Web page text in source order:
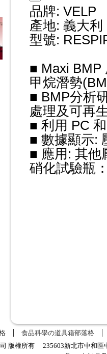
品牌: VELP
產地: 義大利
型號:
■ Maxi BMP
甲烷潛勢
■ BMP分析
處理及可再
■ 利用 PC
■ 數據顯示:
■ 應用: 其他
硝化試驗瓶
食品科學の道具箱部落格
司 版權所有 235603新北市中和